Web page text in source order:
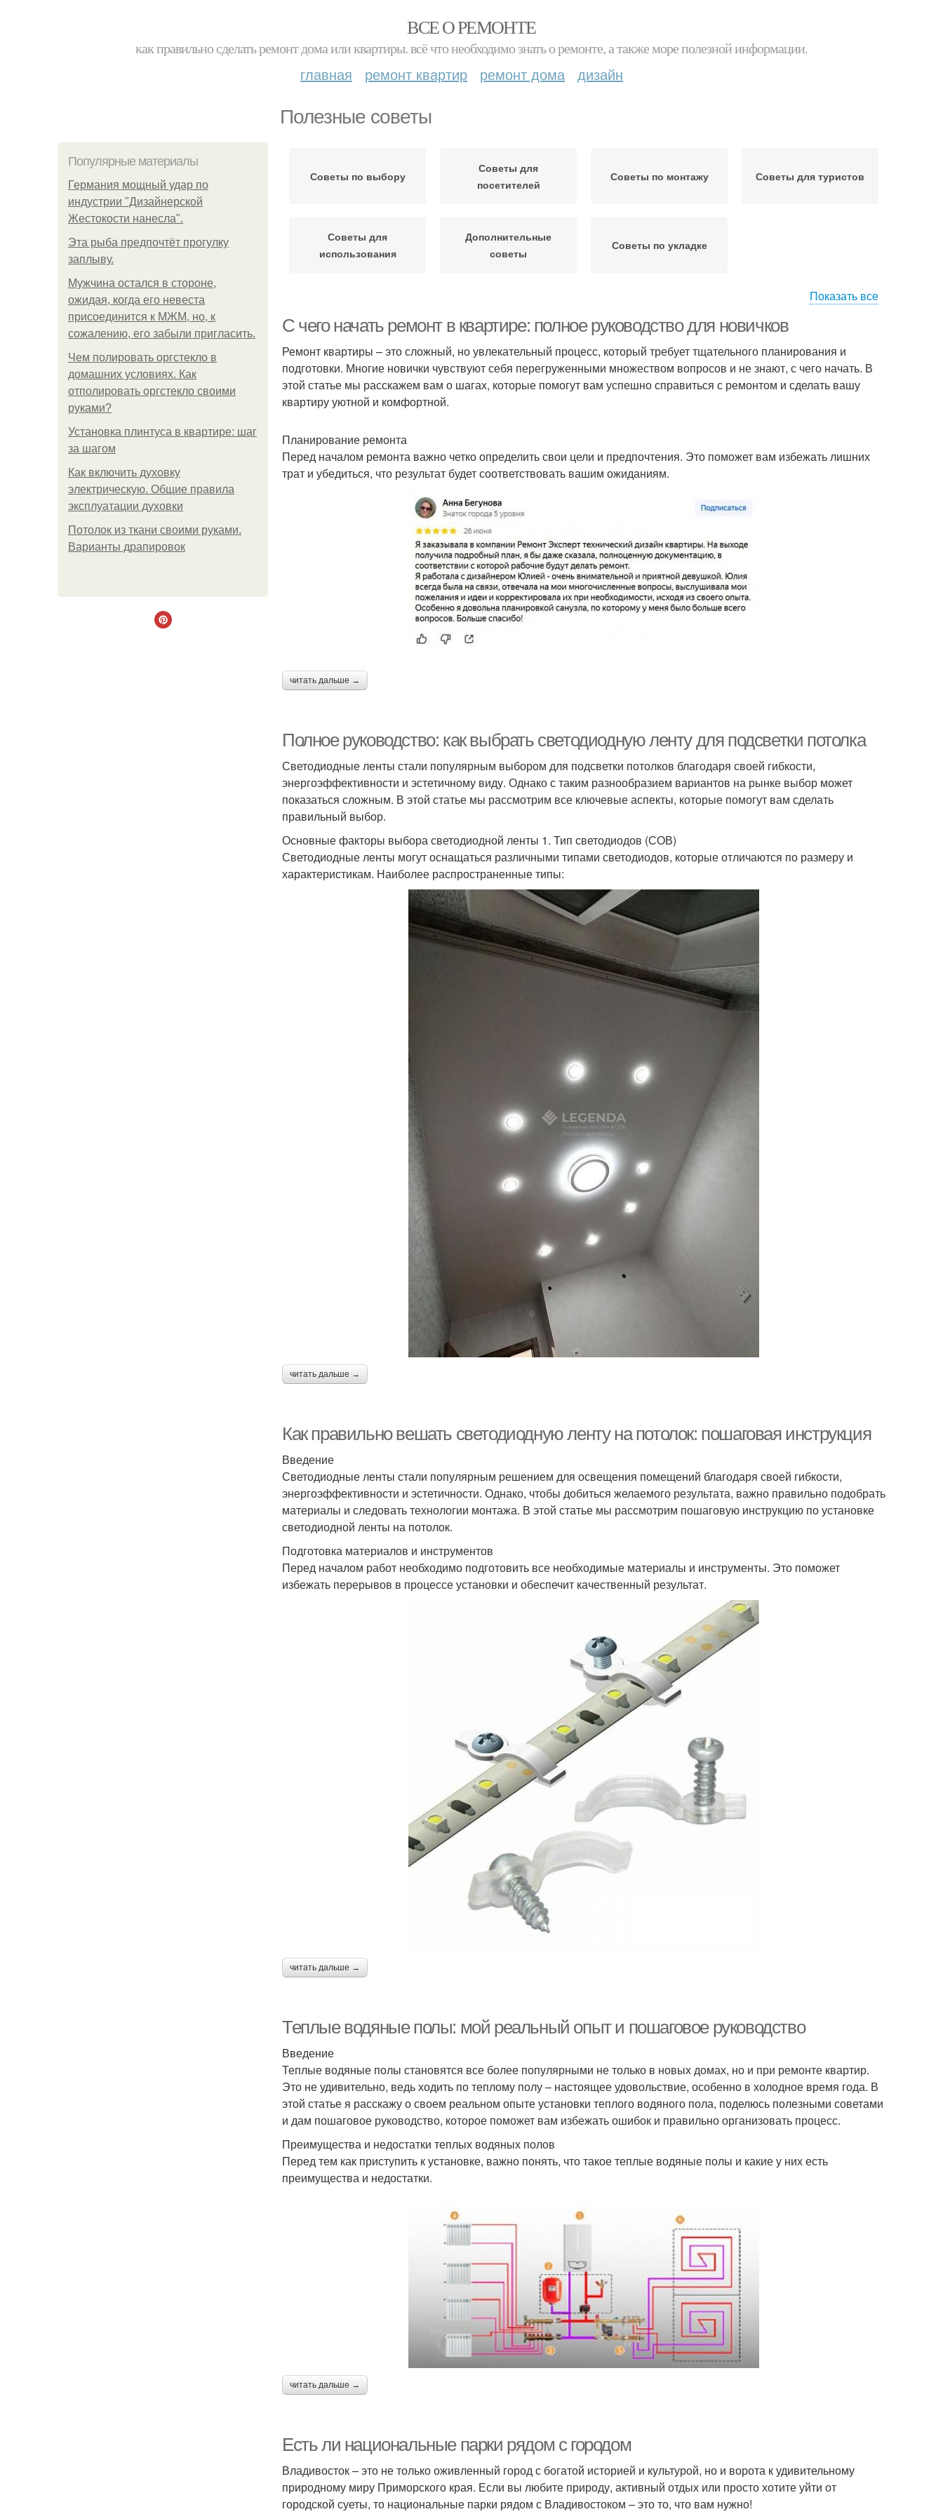
ВСЕ О РЕМОНТЕ
как правильно сделать ремонт дома или квартиры. всё что необходимо знать о ремонте, а также море полезной информации.
главная ремонт квартир ремонт дома дизайн
Полезные советы
Популярные материалы
Германия мощный удар по
индустрии "Дизайнерской
Жестокости нанесла".
Эта рыба предпочтёт прогулку
заплыву.
Мужчина остался в стороне,
ожидая, когда его невеста
присоединится к МЖМ, но, к
сожалению, его забыли пригласить.
Чем полировать оргстекло в
домашних условиях. Как
отполировать оргстекло своими
руками?
Установка плинтуса в квартире: шаг
за шагом
Как включить духовку
электрическую. Общие правила
эксплуатации духовки
Потолок из ткани своими руками.
Варианты драпировок
Советы по выбору
Советы для
посетителей
Советы по монтажу Советы для туристов
Советы для
использования
Дополнительные
советы
Советы по укладке
Показать все
С чего начать ремонт в квартире: полное руководство для новичков
Ремонт квартиры – это сложный, но увлекательный процесс, который требует тщательного планирования и
подготовки. Многие новички чувствуют себя перегруженными множеством вопросов и не знают, с чего начать. В
этой статье мы расскажем вам о шагах, которые помогут вам успешно справиться с ремонтом и сделать вашу
квартиру уютной и комфортной.
Планирование ремонта
Перед началом ремонта важно четко определить свои цели и предпочтения. Это поможет вам избежать лишних
трат и убедиться, что результат будет соответствовать вашим ожиданиям.
читать дальше →
Полное руководство: как выбрать светодиодную ленту для подсветки потолка
Светодиодные ленты стали популярным выбором для подсветки потолков благодаря своей гибкости,
энергоэффективности и эстетичному виду. Однако с таким разнообразием вариантов на рынке выбор может
показаться сложным. В этой статье мы рассмотрим все ключевые аспекты, которые помогут вам сделать
правильный выбор.
Основные факторы выбора светодиодной ленты 1. Тип светодиодов (СОВ)
Светодиодные ленты могут оснащаться различными типами светодиодов, которые отличаются по размеру и
характеристикам. Наиболее распространенные типы:
читать дальше →
Как правильно вешать светодиодную ленту на потолок: пошаговая инструкция
Введение
Светодиодные ленты стали популярным решением для освещения помещений благодаря своей гибкости,
энергоэффективности и эстетичности. Однако, чтобы добиться желаемого результата, важно правильно подобрать
материалы и следовать технологии монтажа. В этой статье мы рассмотрим пошаговую инструкцию по установке
светодиодной ленты на потолок.
Подготовка материалов и инструментов
Перед началом работ необходимо подготовить все необходимые материалы и инструменты. Это поможет
избежать перерывов в процессе установки и обеспечит качественный результат.
читать дальше →
Теплые водяные полы: мой реальный опыт и пошаговое руководство
Введение
Теплые водяные полы становятся все более популярными не только в новых домах, но и при ремонте квартир.
Это не удивительно, ведь ходить по теплому полу – настоящее удовольствие, особенно в холодное время года. В
этой статье я расскажу о своем реальном опыте установки теплого водяного пола, поделюсь полезными советами
и дам пошаговое руководство, которое поможет вам избежать ошибок и правильно организовать процесс.
Преимущества и недостатки теплых водяных полов
Перед тем как приступить к установке, важно понять, что такое теплые водяные полы и какие у них есть
преимущества и недостатки.
читать дальше →
Есть ли национальные парки рядом с городом
Владивосток – это не только оживленный город с богатой историей и культурой, но и ворота к удивительному
природному миру Приморского края. Если вы любите природу, активный отдых или просто хотите уйти от
городской суеты, то национальные парки рядом с Владивостоком – это то, что вам нужно!